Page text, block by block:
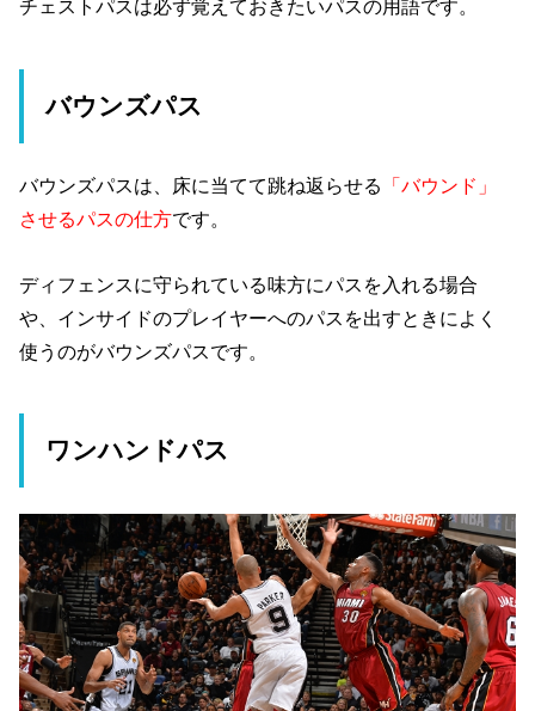
チェストパスは必ず覚えておきたいパスの用語です。
バウンズパス
バウンズパスは、床に当てて跳ね返らせる
「バウンド」
させるパスの仕方です。
ディフェンスに守られている味方にパスを入れる場合
や、インサイドのプレイヤーへのパスを出すときによく
使うのがバウンズパスです。
ワンハンドパス